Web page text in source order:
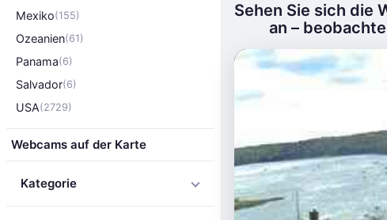
Mexiko(155)
Ozeanien(61)
Panama(6)
Salvador(6)
USA(2729)
Webcams auf der Karte
Kategorie
Sehen Sie sich die
an –